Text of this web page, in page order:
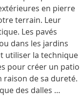
en pierre
terrain. Leur
Les pavés
dans les jardins
utiliser la technique
pour créer un patio
raison de sa dureté.
des dalles …